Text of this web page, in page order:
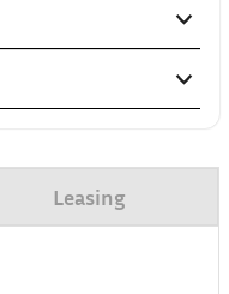
Leasing